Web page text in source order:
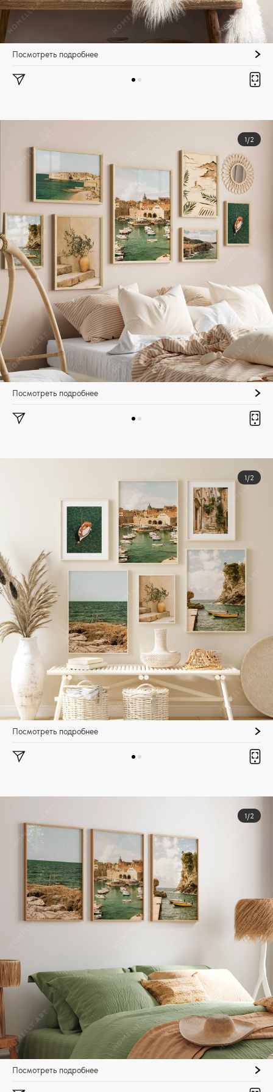
Посмотреть подробнее
1/2
Посмотреть подробнее
1/2
Посмотреть подробнее
1/2
Посмотреть подробнее